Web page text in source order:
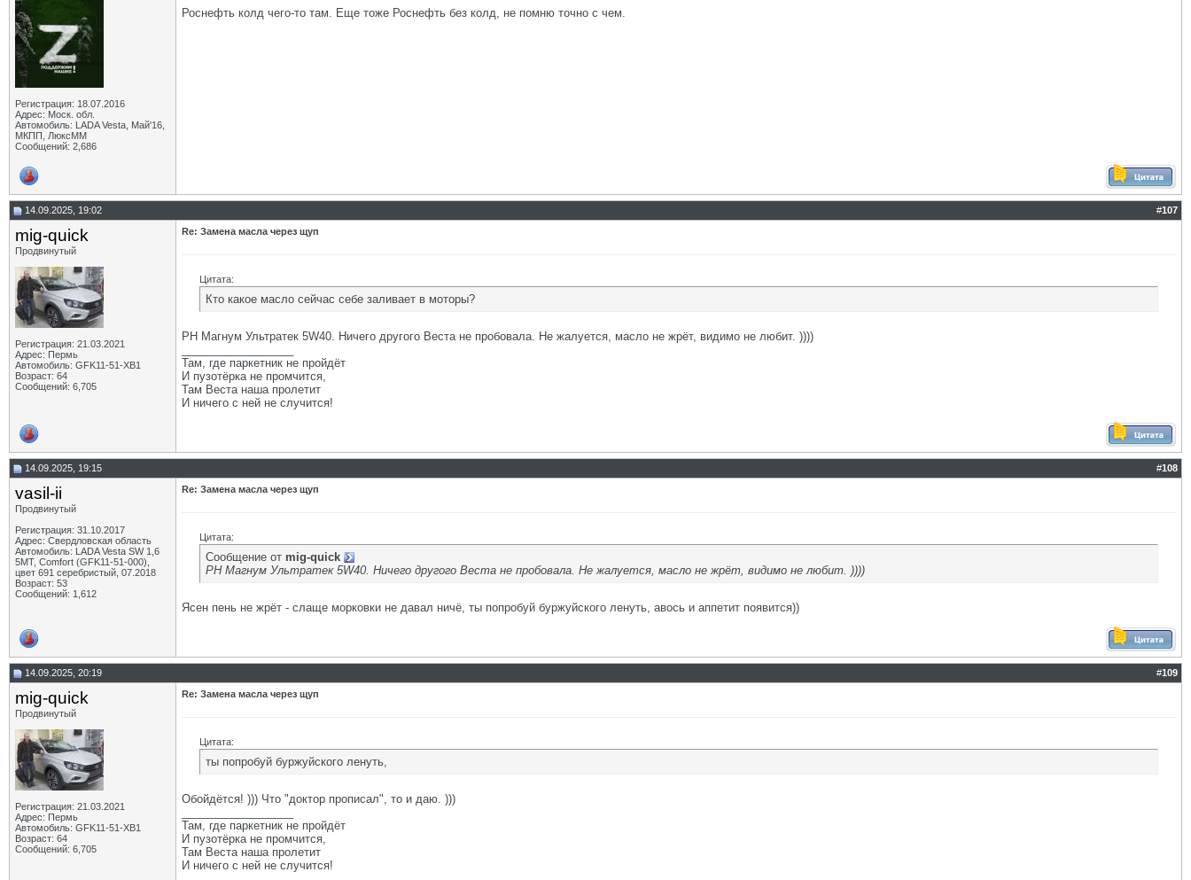
Регистрация: 18.07.2016
Адрес: Моск. обл.
Автомобиль: LADA Vesta, Май'16,
МКПП, ЛюксММ
Сообщений: 2,686
Роснефть колд чего-то там. Еще тоже Роснефть без колд, не помню точно с чем.
14.09.2025, 19:02 #107
mig-quick
Продвинутый
Регистрация: 21.03.2021
Адрес: Пермь
Автомобиль: GFK11-51-ХВ1
Возраст: 64
Сообщений: 6,705
Re: Замена масла через щуп
Цитата:
Кто какое масло сейчас себе заливает в моторы?
РН Магнум Ультратек 5W40. Ничего другого Веста не пробовала. Не жалуется, масло не жрёт, видимо не любит. ))))
Там, где паркетник не пройдёт
И пузотёрка не промчится,
Там Веста наша пролетит
И ничего с ней не случится!
14.09.2025, 19:15 #108
vasil-ii
Продвинутый
Регистрация: 31.10.2017
Адрес: Свердловская область
Автомобиль: LADA Vesta SW 1,6
5МТ, Comfort (GFK11-51-000),
цвет 691 серебристый, 07.2018
Возраст: 53
Сообщений: 1,612
Re: Замена масла через щуп
Цитата:
Сообщение от mig-quick
РН Магнум Ультратек 5W40. Ничего другого Веста не пробовала. Не жалуется, масло не жрёт, видимо не любит. ))))
Ясен пень не жрёт - слаще морковки не давал ничё, ты попробуй буржуйского ленуть, авось и аппетит появится))
14.09.2025, 20:19 #109
mig-quick
Продвинутый
Регистрация: 21.03.2021
Адрес: Пермь
Автомобиль: GFK11-51-ХВ1
Возраст: 64
Сообщений: 6,705
Re: Замена масла через щуп
Цитата:
ты попробуй буржуйского ленуть,
Обойдётся! ))) Что "доктор прописал", то и даю. )))
Там, где паркетник не пройдёт
И пузотёрка не промчится,
Там Веста наша пролетит
И ничего с ней не случится!